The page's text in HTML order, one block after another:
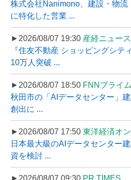
株式会社Nanimono、建設・物流
に特化した営業 ...
►2026/08/07 19:30 産経ニュース
『住友不動産 ショッピングシテ
10万人突破 ...
►2026/08/07 18:50 FNNプライ
秋田市の「AIデータセンター」
創出に ...
►2026/08/07 17:50 東洋経済オ
日本最大級のAIデータセンター
資を検討 ...
►2026/08/07 09:30 PR TIMES